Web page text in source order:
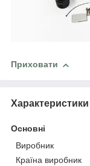
Приховати
Характеристики
Основні
Виробник
Країна виробник